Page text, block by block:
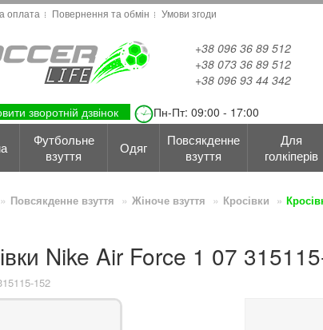
оплата Повернення та обмін Умови згоди
+38 096 36 89 512
+38 073 36 89 512
+38 096 93 44 342
зворотній дзвінок Пн-Пт: 09:00 - 17:00
Футбольне
взуття
Одяг
Повсякденне
взуття
Для
голкіперів
Повсякденне взуття Жіноче взуття Кросівки
Nike Air Force 1 07
152